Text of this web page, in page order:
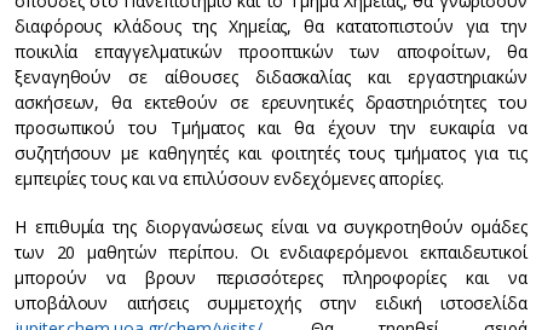
διαφόρους κλάδους της Χημείας, θα κατατοπιστούν για την
ποικιλία επαγγελματικών προοπτικών των αποφοίτων, θα
ξεναγηθούν σε αίθουσες διδασκαλίας και εργαστηριακών
ασκήσεων, θα εκτεθούν σε ερευνητικές δραστηριότητες του
προσωπικού του Τμήματος και θα έχουν την ευκαιρία να
συζητήσουν με καθηγητές και φοιτητές τους τμήματος για τις
εμπειρίες τους και να επιλύσουν ενδεχόμενες απορίες.
Η επιθυμία της διοργανώσεως είναι να συγκροτηθούν ομάδες
των 20 μαθητών περίπου. Οι ενδιαφερόμενοι εκπαιδευτικοί
μπορούν να βρουν περισσότερες πληροφορίες και να
υποβάλουν αιτήσεις συμμετοχής στην ειδική ιστοσελίδα